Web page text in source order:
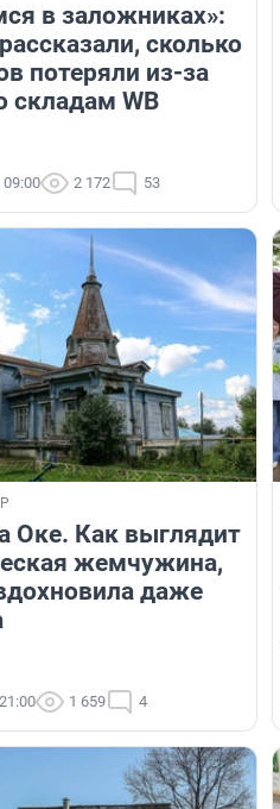
в заложниках»:
сколько
потеряли из-за
складам WB
09:00 2 172 53
Оке. Как выглядит
жемчужина,
даже
1 659 4